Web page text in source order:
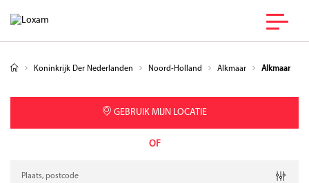
Koninkrijk Der Nederlanden Noord-Holland Alkmaar Alkmaar
GEBRUIK MIJN LOCATIE
OF